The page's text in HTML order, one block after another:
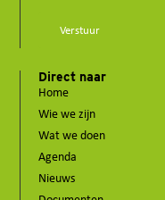
Verstuur
Direct naar
Home
Wie we zijn
Wat we doen
Agenda
Nieuws